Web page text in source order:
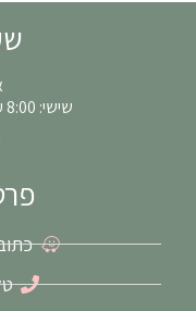
שישי: 8:00 עד שעה לפני כניסת השבת
כתובת: